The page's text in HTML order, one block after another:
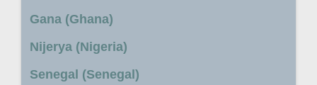
Gana (Ghana)
Nijerya (Nigeria)
Senegal (Senegal)